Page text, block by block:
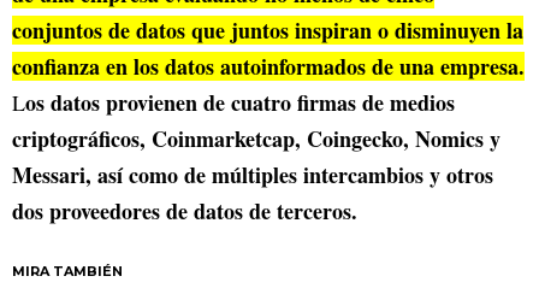
conjuntos de datos que juntos inspiran o disminuyen la
confianza en los datos autoinformados de una empresa.
Los datos provienen de cuatro firmas de medios
criptográficos, Coinmarketcap, Coingecko, Nomics y
Messari, así como de múltiples intercambios y otros
dos proveedores de datos de terceros.
MIRA TAMBIÉN